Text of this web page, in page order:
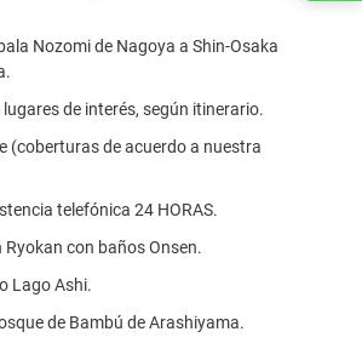
Nozomi de Nagoya a Shin-Osaka
de interés, según itinerario.
(coberturas de acuerdo a nuestra
telefónica 24 HORAS.
Ryokan con baños Onsen.
Lago Ashi.
de Bambú de Arashiyama.